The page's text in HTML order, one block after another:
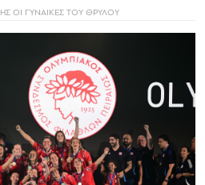
ΟΙ ΓΥΝΑΙΚΕΣ ΤΟΥ ΘΡΥΛΟΥ